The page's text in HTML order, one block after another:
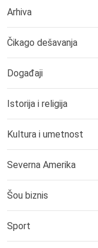
Arhiva
Čikago dešavanja
Događaji
Istorija i religija
Kultura i umetnost
Severna Amerika
Šou biznis
Sport